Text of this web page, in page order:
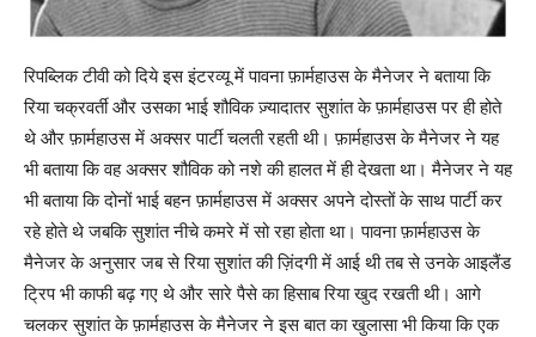
रिपब्लिक टीवी को दिये इस इंटरव्यू में पावना फ़ार्महाउस के मैनेजर ने बताया कि
रिया चक्रवर्ती और उसका भाई शौविक ज़्यादातर सुशांत के फ़ार्महाउस पर ही होते
थे और फ़ार्महाउस में अक्सर पार्टी चलती रहती थी। फ़ार्महाउस के मैनेजर ने यह
भी बताया कि वह अक्सर शौविक को नशे की हालत में ही देखता था। मैनेजर ने यह
भी बताया कि दोनों भाई बहन फ़ार्महाउस में अक्सर अपने दोस्तों के साथ पार्टी कर
रहे होते थे जबकि सुशांत नीचे कमरे में सो रहा होता था। पावना फ़ार्महाउस के
मैनेजर के अनुसार जब से रिया सुशांत की ज़िंदगी में आई थी तब से उनके आइलैंड
ट्रिप भी काफी बढ़ गए थे और सारे पैसे का हिसाब रिया खुद रखती थी। आगे
चलकर सुशांत के फ़ार्महाउस के मैनेजर ने इस बात का खुलासा भी किया कि एक